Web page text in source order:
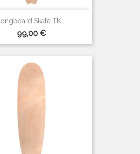
Longboard Skate TK...
Prix
99,00 €